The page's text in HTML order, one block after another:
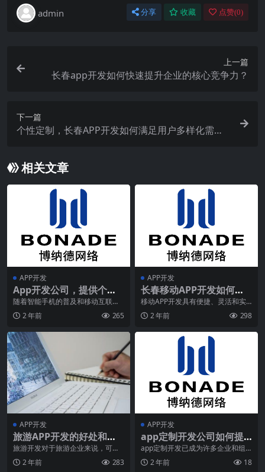
admin 分享 收藏 点赞(0)
上一篇
长春app开发如何快速提升企业的核心竞争力？
下一篇
个性定制，长春APP开发如何满足用户多样化需
相关文章
APP开发
App开发公司，提供个性
化的服务，满足您的需
求！
随着智能手机的普及和移动互联网
的发展，应用程序（App）已经成
为人们日常生活中不
2 年前 265
APP开发
长春移动APP开发如何让
业务触手可及，随时随地
管理？
移动APP开发具有便捷、灵活和实
时性强的特点，可以帮助企业或组
织更有效地管理业务
2 年前 298
APP开发
旅游APP开发的好处和功
能
旅游开发对于旅游企业来说，可以
节省企业宣传成本，提高企业竞争
力；有效占领移动互联
2 年前 283
APP开发
app定制开发公司如何提
供完善的解决方案？
app定制开发已成为许多企业和组
织追求竞争优势和提升用户体验的
重要手段。作为专业
2 年前 18